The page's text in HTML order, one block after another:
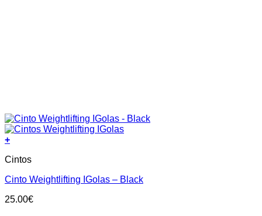
+
product
multiple
The
Cintos
Cinto Weightlifting IGolas – Black
25.00€